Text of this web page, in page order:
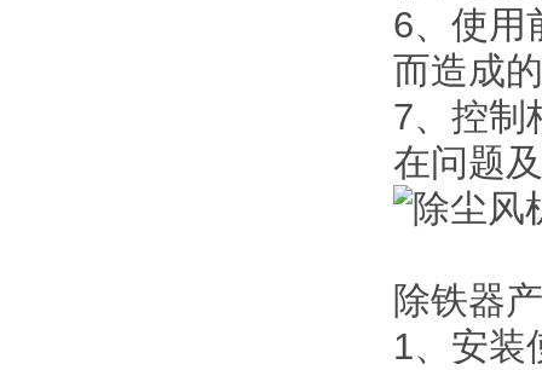
6、使用
而造成
7、控制
在问题
除铁器
1、安装